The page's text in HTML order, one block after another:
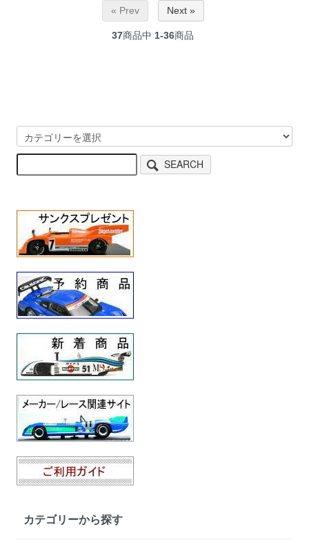
« Prev Next »
37商品中 1-36商品
SEARCH
カテゴリーから探す